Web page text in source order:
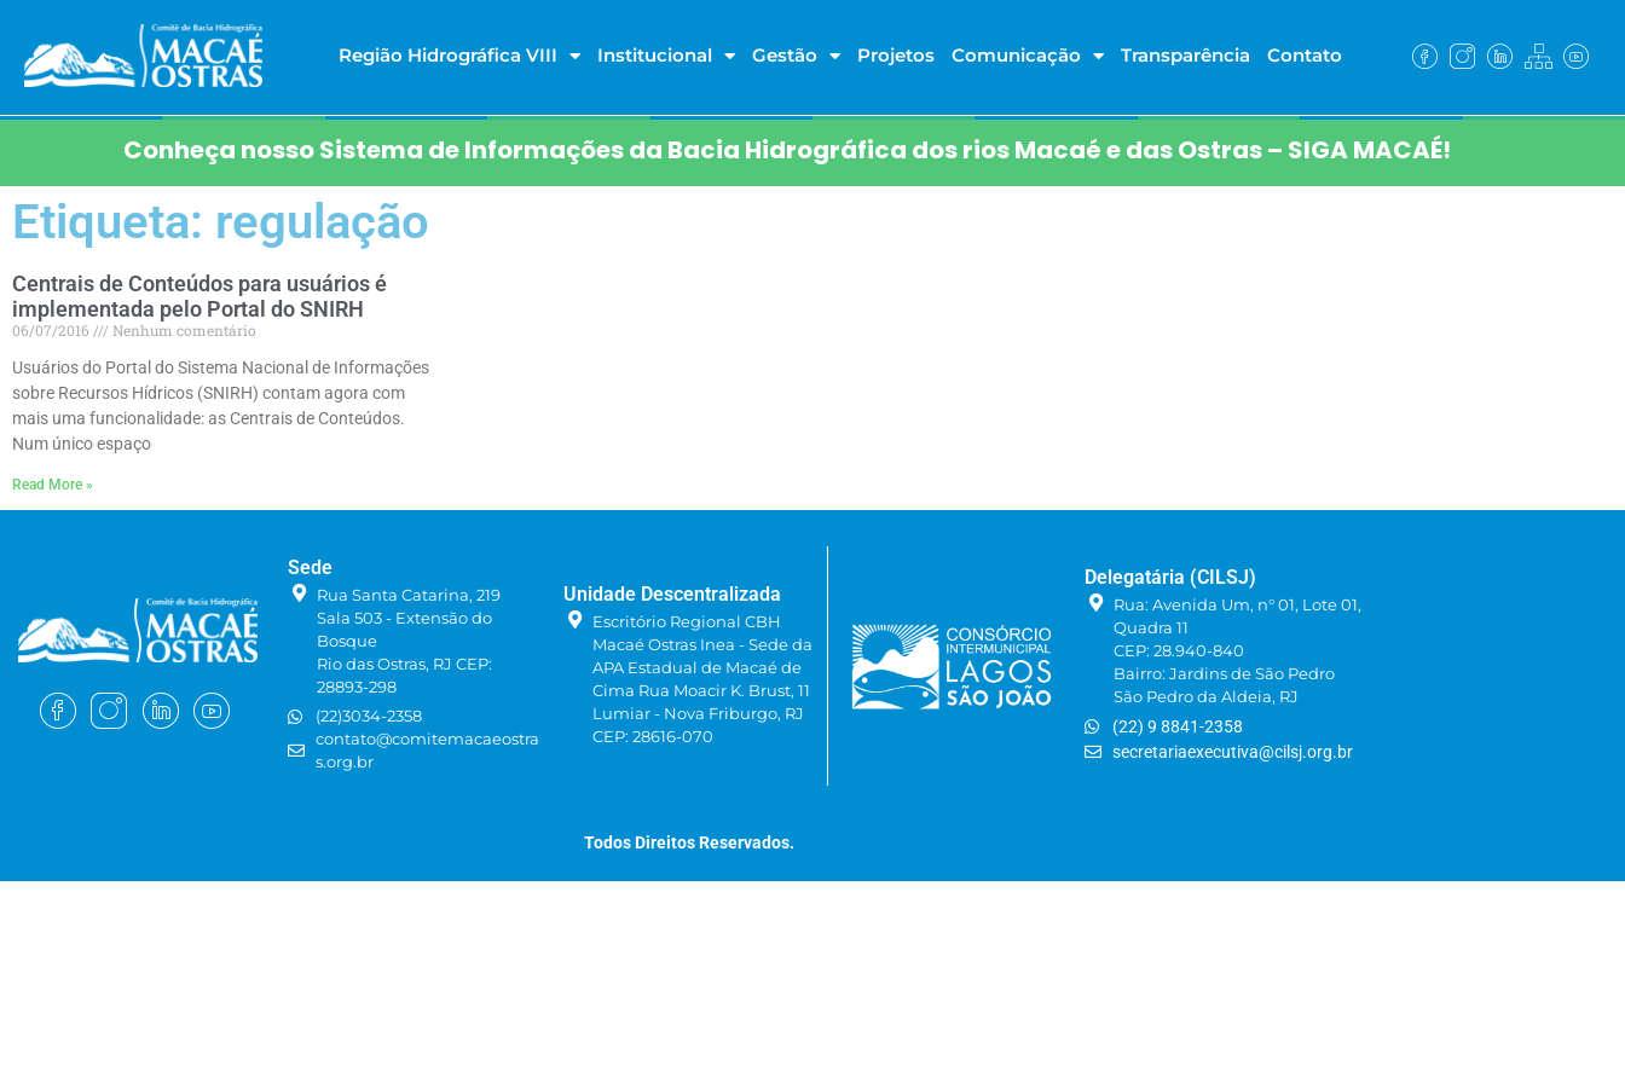
Região Hidrográfica VIII Institucional Gestão Projetos Comunicação Transparência Contato
Conheça nosso Sistema de Informações da Bacia Hidrográfica dos rios Macaé e das Ostras – SIGA MACAÉ!
Etiqueta: regulação
Centrais de Conteúdos para usuários é
implementada pelo Portal do SNIRH
06/07/2016
Nenhum comentário
Usuários do Portal do Sistema Nacional de Informações
sobre Recursos Hídricos (SNIRH) contam agora com
mais uma funcionalidade: as Centrais de Conteúdos.
Num único espaço
Read More »
Sede
Rua Santa Catarina, 219
Sala 503 - Extensão do
Bosque
Rio das Ostras, RJ CEP:
28893-298
(22)3034-2358
contato@comitemacaeostra
s.org.br
Unidade Descentralizada
Escritório Regional CBH
Macaé Ostras Inea - Sede da
APA Estadual de Macaé de
Cima Rua Moacir K. Brust, 11
Lumiar - Nova Friburgo, RJ
CEP: 28616-070
Delegatária (CILSJ)
Rua: Avenida Um, n° 01, Lote 01,
Quadra 11
CEP: 28.940-840
Bairro: Jardins de São Pedro
São Pedro da Aldeia, RJ
(22) 9 8841-2358
secretariaexecutiva@cilsj.org.br
Todos Direitos Reservados.